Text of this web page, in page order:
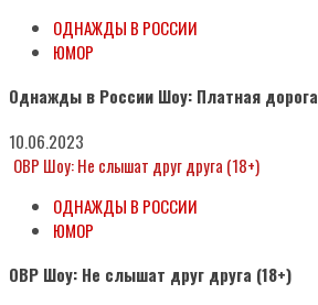
ОДНАЖДЫ В РОССИИ
ЮМОР
Однажды в России Шоу: Платная дорога
10.06.2023
ОВР Шоу: Не слышат друг друга (18+)
ОДНАЖДЫ В РОССИИ
ЮМОР
ОВР Шоу: Не слышат друг друга (18+)